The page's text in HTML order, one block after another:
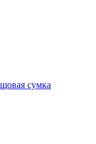
сумка